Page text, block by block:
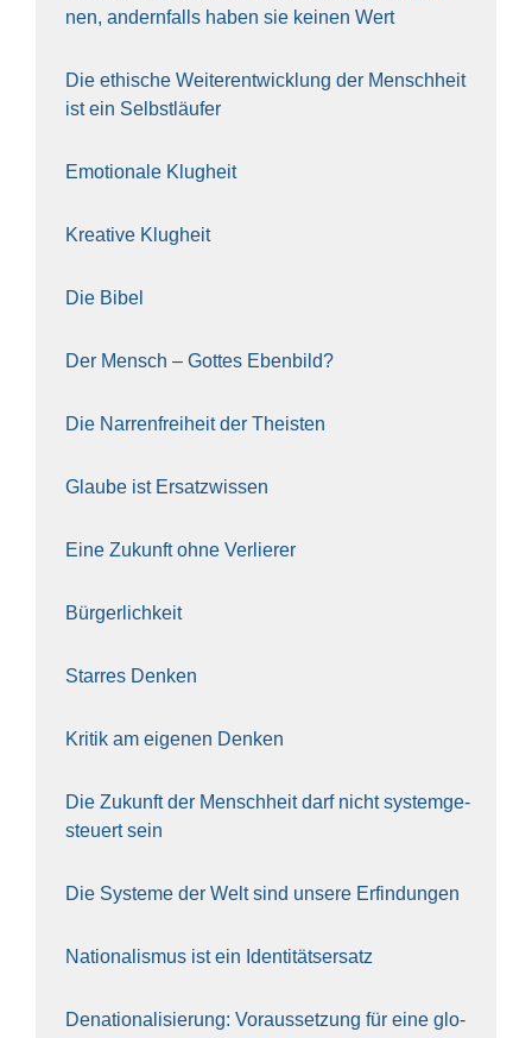
nen, andern­falls haben sie kei­nen Wert
Die ethi­sche Wei­ter­ent­wick­lung der Mensch­heit
ist ein Selbst­läu­fer
Emo­tio­na­le Klug­heit
Krea­ti­ve Klug­heit
Die Bibel
Der Mensch – Got­tes Eben­bild?
Die Nar­ren­frei­heit der The­is­ten
Glau­be ist Ersatz­wis­sen
Eine Zukunft ohne Ver­lie­rer
Bür­ger­lich­keit
Star­res Den­ken
Kri­tik am eige­nen Den­ken
Die Zukunft der Mensch­heit darf nicht sys­tem­ge­
steu­ert sein
Die Sys­te­me der Welt sind unse­re Erfin­dun­gen
Natio­na­lis­mus ist ein Iden­ti­täts­er­satz
Dena­tio­na­li­sie­rung: Vor­aus­set­zung für eine glo­